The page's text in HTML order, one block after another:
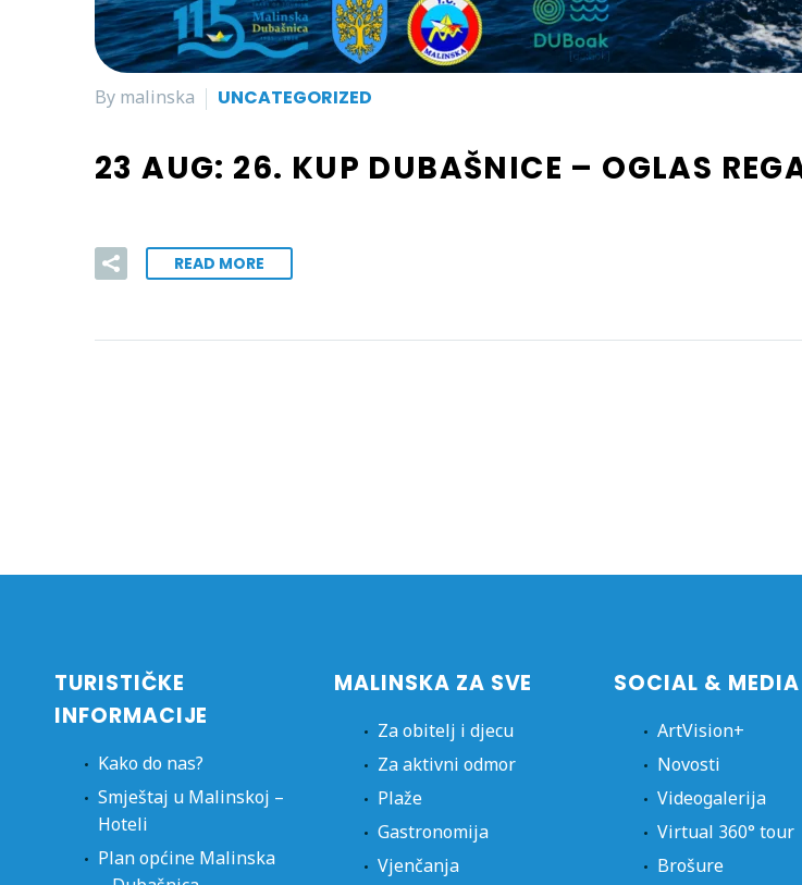
By malinska UNCATEGORIZED
23 AUG: 26. KUP DUBAŠNICE – OGLAS
READ MORE
TURISTIČKE
INFORMACIJE
Kako do nas?
Smještaj u Malinskoj –
Hoteli
Plan općine Malinska
MALINSKA ZA SVE
Za obitelj i djecu
Za aktivni odmor
Plaže
Gastronomija
Vjenčanja
SOCIAL & MEDIA
ArtVision+
Novosti
Videogalerija
Virtual 360° tour
Brošure